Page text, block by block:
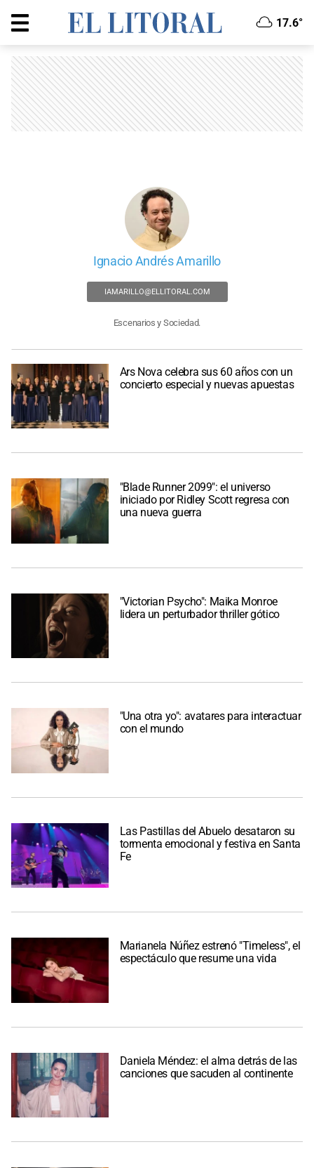
17.6°
Ignacio Andrés Amarillo
IAMARILLO@ELLITORAL.COM
Escenarios y Sociedad.
Ars Nova celebra sus 60 años con un
concierto especial y nuevas apuestas
"Blade Runner 2099": el universo
iniciado por Ridley Scott regresa con
una nueva guerra
"Victorian Psycho": Maika Monroe
lidera un perturbador thriller gótico
"Una otra yo": avatares para interactuar
con el mundo
Las Pastillas del Abuelo desataron su
tormenta emocional y festiva en Santa
Fe
Marianela Núñez estrenó "Timeless", el
espectáculo que resume una vida
Daniela Méndez: el alma detrás de las
canciones que sacuden al continente